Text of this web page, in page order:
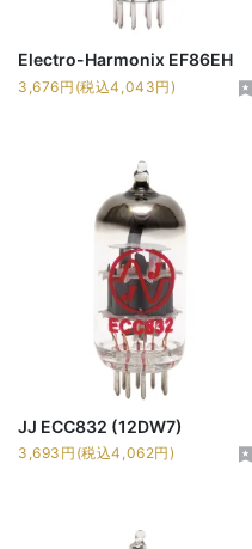
Electro-Harmonix EF86EH
3,676円(税込4,043円)
JJ ECC832 (12DW7)
3,693円(税込4,062円)